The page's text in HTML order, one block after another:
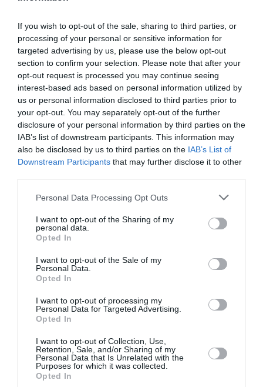
If you wish to opt-out of the sale, sharing to third parties, or
processing of your personal or sensitive information for
targeted advertising by us, please use the below opt-out
section to confirm your selection. Please note that after your
opt-out request is processed you may continue seeing
interest-based ads based on personal information utilized by
us or personal information disclosed to third parties prior to
your opt-out. You may separately opt-out of the further
disclosure of your personal information by third parties on the
IAB’s list of downstream participants. This information may
also be disclosed by us to third parties on the IAB’s List of
Downstream Participants that may further disclose it to other
Personal Data Processing Opt Outs
I want to opt-out of the Sharing of my
personal data.
Opted In
I want to opt-out of the Sale of my
Personal Data.
Opted In
I want to opt-out of processing my
Personal Data for Targeted Advertising.
Opted In
I want to opt-out of Collection, Use,
Retention, Sale, and/or Sharing of my
Personal Data that Is Unrelated with the
Purposes for which it was collected.
Opted In
Tiloa commenté l'article :
Airbus A320neo et A350 : un défaut latent de bouton
incendie peut provoquer l’arrêt d’un moteur
Thaïlandea commenté l'article :
Il s’est masturbé sur une passagère endormie : trois ans
de prison et interdiction de séjour en Thaïlande
ABONNEMENT
PUBLICITÉ
MASQUÉE
PSEUDONYME
COMMENTAIRE